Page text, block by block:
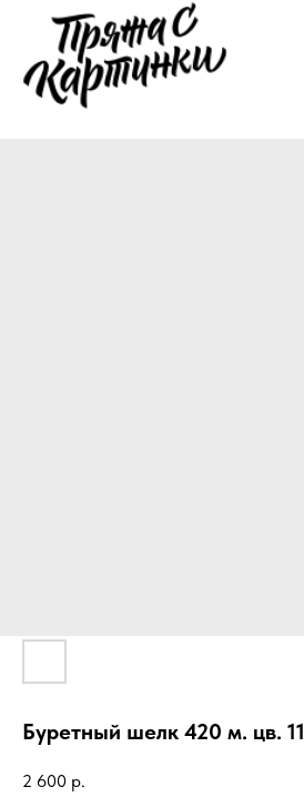
Буретный шелк 420 м. цв. 11
2 600 р.